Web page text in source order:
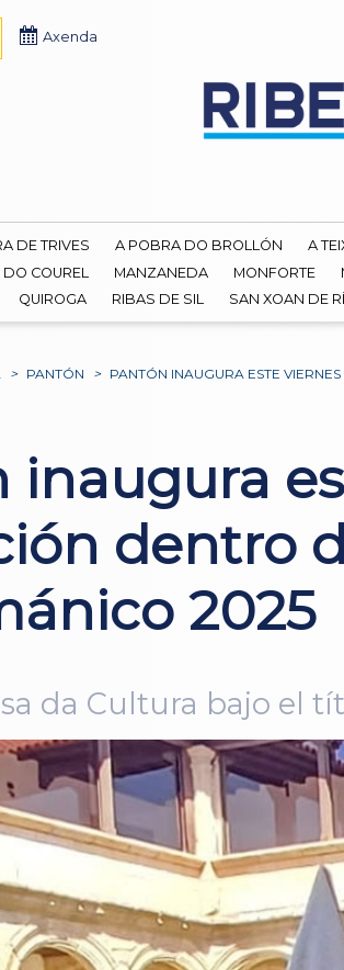
Axenda
DE TRIVES A POBRA DO BROLLÓN A
COUREL MANZANEDA MONFORTE
QUIROGA RIBAS DE SIL SAN XOAN DE
> PANTÓN > PANTÓN INAUGURA ESTE
inaugura
dentro
2025
da Cultura bajo el